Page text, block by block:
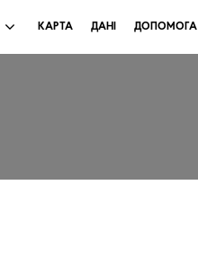
КАРТА ДАНІ ДОПОМОГА